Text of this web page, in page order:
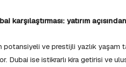
karşılaştırması: yatırım
ve prestijli yazlık yaşam
Dubai ise istikrarlı kira getirisi ve